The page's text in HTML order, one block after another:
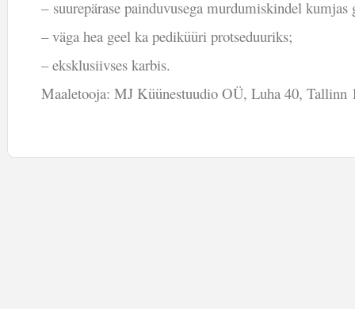
– suurepärase painduvusega murdumiskindel kumjas
– väga hea geel ka pediküüri protseduuriks;
– eksklusiivses karbis.
Maaletooja: MJ Küünestuudio OÜ, Luha 40, Tallinn